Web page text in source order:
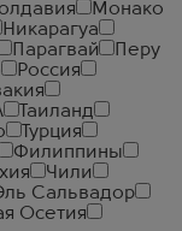
Монако
Никарагуа
Парагвай
Перу
Россия
Таиланд
Турция
Филиппины
Чили
Сальвадор
Осетия